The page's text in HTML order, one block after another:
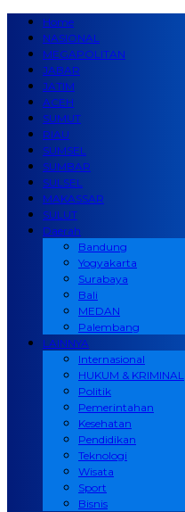
Home
NASIONAL
MEGAPOLITAN
JABAR
JATIM
ACEH
SUMUT
RIAU
SUMSEL
SUMBAR
SULSEL
MAKASSAR
SULUT
Daerah
Bandung
Yogyakarta
Surabaya
Bali
MEDAN
Palembang
LAINNYA
Internasional
HUKUM & KRIMINAL
Politik
Pemerintahan
Kesehatan
Pendidikan
Teknologi
Wisata
Sport
Bisnis